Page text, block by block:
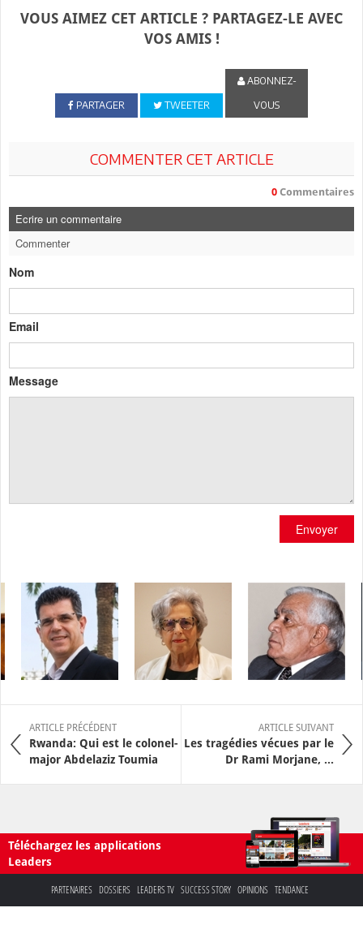
VOUS AIMEZ CET ARTICLE ? PARTAGEZ-LE AVEC
VOS AMIS !
PARTAGER TWEETER
ABONNEZ-
VOUS
COMMENTER CET ARTICLE
0 Commentaires
Ecrire un commentaire
Commenter
Nom
Email
Message
Envoyer
ARTICLE PRÉCÉDENT
Rwanda: Qui est le colonel-
major Abdelaziz Toumia
ARTICLE SUIVANT
Les tragédies vécues par le
Dr Rami Morjane, ...
Téléchargez les applications
Leaders
PARTENAIRES DOSSIERS LEADERS TV SUCCESS STORY OPINIONS TENDANCE